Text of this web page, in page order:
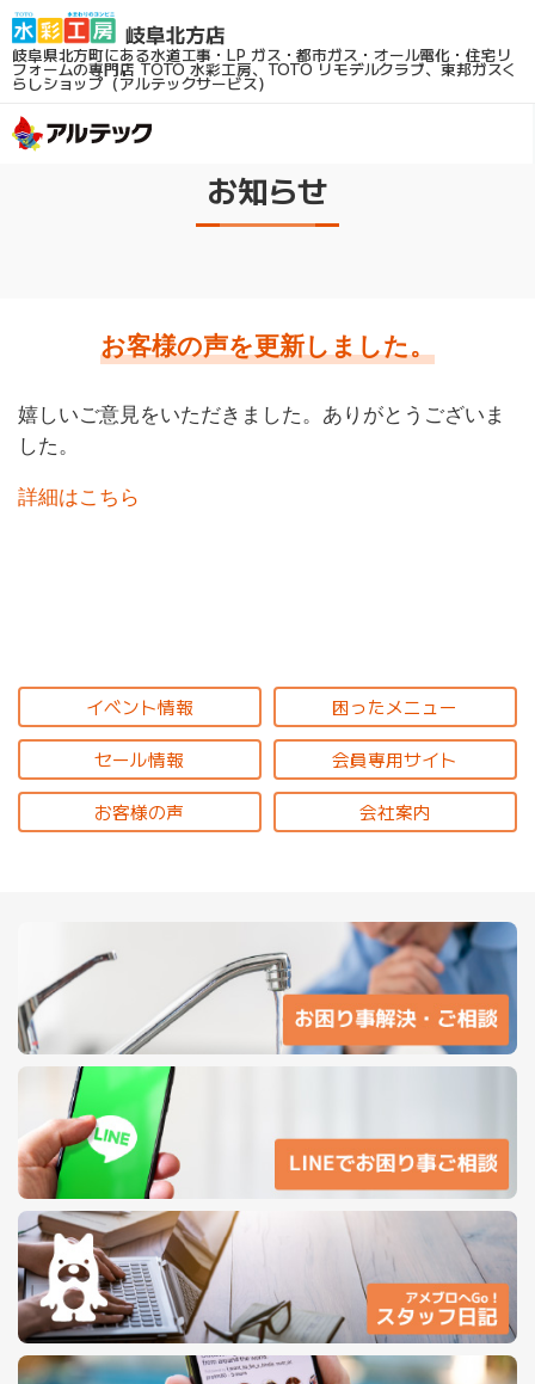
岐阜県北方町にある水道工事・LP ガス・都市ガス・オール電化・住宅リ
フォームの専門店TOTO 水彩工房、TOTO リモデルクラブ、東邦ガスく
らしショップ（アルテックサービス）
お知らせ
お客様の声を更新しました。
嬉しいご意見をいただきました。ありがとうございま
した。
詳細はこちら
イベント情報 困ったメニュー
セール情報 会員専用サイト
お客様の声 会社案内